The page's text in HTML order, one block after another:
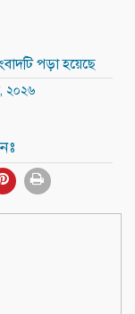
পড়া হয়েছে
২০২৬